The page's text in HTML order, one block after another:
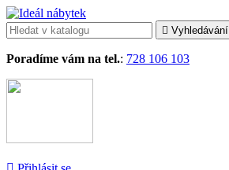
 Vyhledávání
Poradíme vám na tel.: 728 106 103